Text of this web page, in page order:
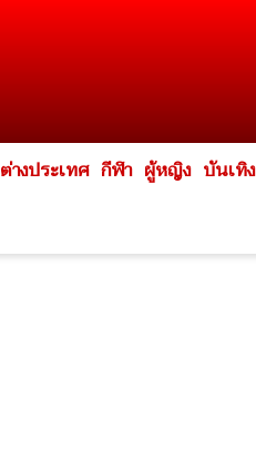
ต่างประเทศ กีฬา ผู้หญิง บันเทิง